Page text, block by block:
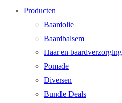
Producten
Baardolie
Baardbalsem
Haar en baardverzorging
Pomade
Diversen
Bundle Deals